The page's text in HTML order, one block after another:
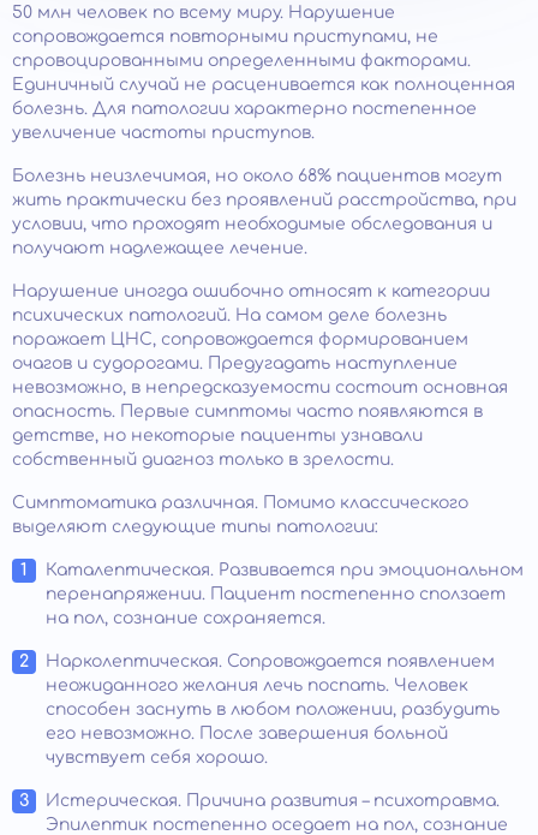
50 млн человек по всему миру. Нарушение
сопровождается повторными приступами, не
спровоцированными определенными факторами.
Единичный случай не расценивается как полноценная
болезнь. Для патологии характерно постепенное
увеличение частоты приступов.
Болезнь неизлечимая, но около 68% пациентов могут
жить практически без проявлений расстройства, при
условии, что проходят необходимые обследования и
получают надлежащее лечение.
Нарушение иногда ошибочно относят к категории
психических патологий. На самом деле болезнь
поражает ЦНС, сопровождается формированием
очагов и судорогами. Предугадать наступление
невозможно, в непредсказуемости состоит основная
опасность. Первые симптомы часто появляются в
детстве, но некоторые пациенты узнавали
собственный диагноз только в зрелости.
Симптоматика различная. Помимо классического
выделяют следующие типы патологии:
Каталептическая. Развивается при эмоциональном
перенапряжении. Пациент постепенно сползает
на пол, сознание сохраняется.
Нарколептическая. Сопровождается появлением
неожиданного желания лечь поспать. Человек
способен заснуть в любом положении, разбудить
его невозможно. После завершения больной
чувствует себя хорошо.
Истерическая. Причина развития – психотравма.
Эпилептик постепенно оседает на пол, сознание